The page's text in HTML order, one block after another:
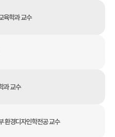
육학과 교수
과 교수
환경디자인학전공 교수